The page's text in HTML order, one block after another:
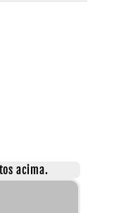
acima.